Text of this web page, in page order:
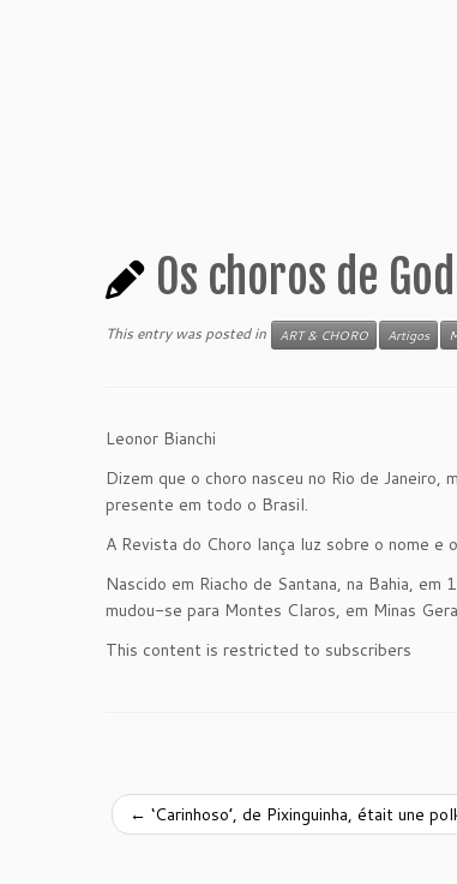
Os choros de
This entry was posted in ART & CHORO Artigos
Leonor Bianchi
Dizem que o choro nasceu no Rio de
presente em todo o Brasil.
A Revista do Choro lança luz sobre o nome e
Nascido em Riacho de Santana, na Bahia,
mudou-se para Montes Claros, em Minas
This content is restricted to subscribers
← ‘Carinhoso’, de Pixinguinha, était une